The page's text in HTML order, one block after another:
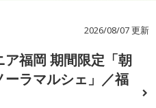
2026/08/07 更新
ア福岡 期間限定「朝
ーラマルシェ」／福